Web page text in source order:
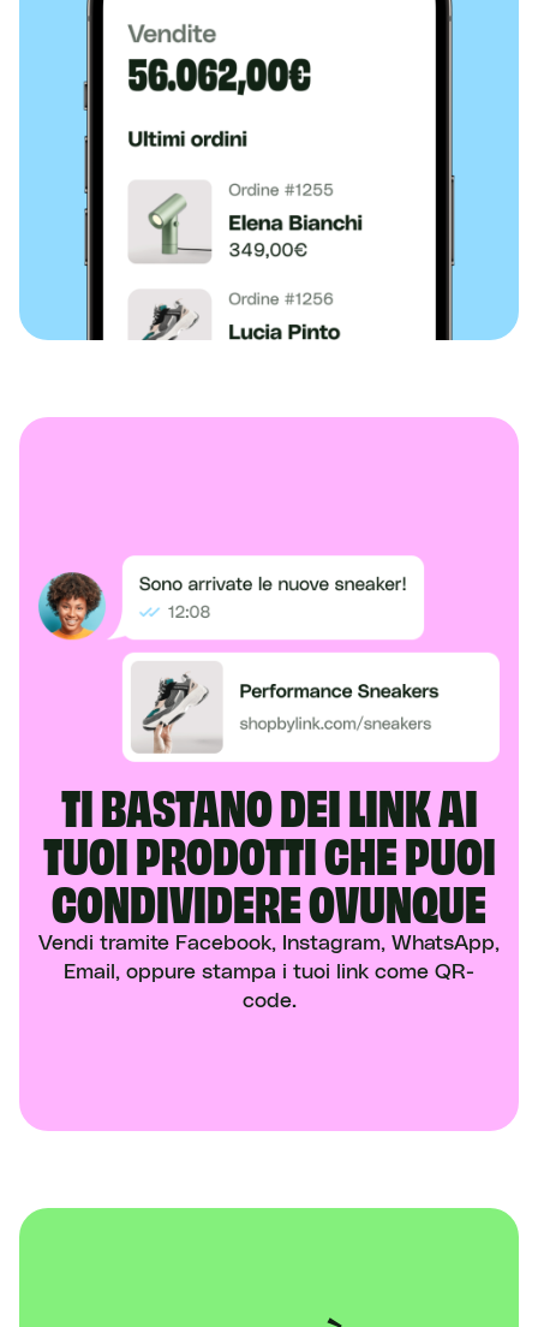
TI BASTANO DEI LINK AI
TUOI PRODOTTI CHE PUOI
CONDIVIDERE OVUNQUE
Vendi tramite Facebook, Instagram, WhatsApp,
Email, oppure stampa i tuoi link come QR-
code.